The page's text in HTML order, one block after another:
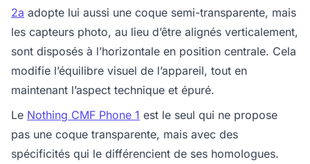
2a adopte lui aussi une coque semi-transparente, mais
les capteurs photo, au lieu d’être alignés verticalement,
sont disposés à l’horizontale en position centrale. Cela
modifie l’équilibre visuel de l’appareil, tout en
maintenant l’aspect technique et épuré.
Le Nothing CMF Phone 1 est le seul qui ne propose
pas une coque transparente, mais avec des
spécificités qui le différencient de ses homologues.